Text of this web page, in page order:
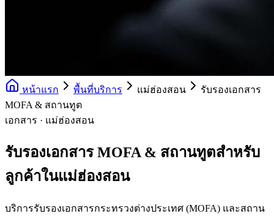
หน้าแรก พื้นที่บริการ แม่ฮ่องสอน
รับรองเอกสาร
MOFA & สถานทูต
เอกสาร · แม่ฮ่องสอน
รับรองเอกสาร MOFA & สถานทูตสำหรับ
ลูกค้าในแม่ฮ่องสอน
บริการรับรองเอกสารกระทรวงต่างประเทศ (MOFA) และสถาน